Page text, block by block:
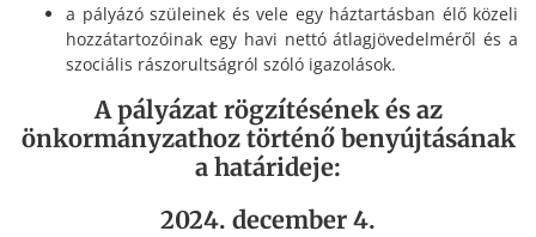
a pályázó szüleinek és vele egy háztartásban élő közeli
hozzátartozóinak egy havi nettó átlagjövedelméről és a
szociális rászorultságról szóló igazolások.
A pályázat rögzítésének és az
önkormányzathoz történő benyújtásának
a határideje:
2024. december 4.